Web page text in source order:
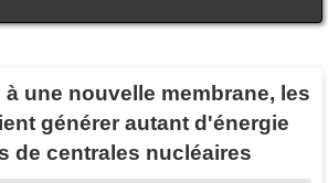
à une nouvelle membrane, les
générer autant d'énergie
de centrales nucléaires